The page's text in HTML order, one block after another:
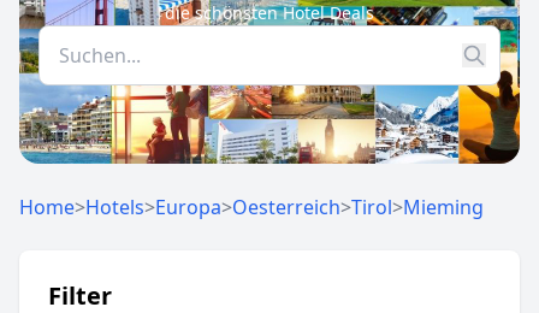
die schönsten Hotel Deals
Home>Hotels>Europa>Oesterreich>Tirol>Mieming
Filter